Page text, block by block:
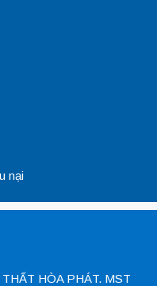
nại
HÒA PHÁT. MST